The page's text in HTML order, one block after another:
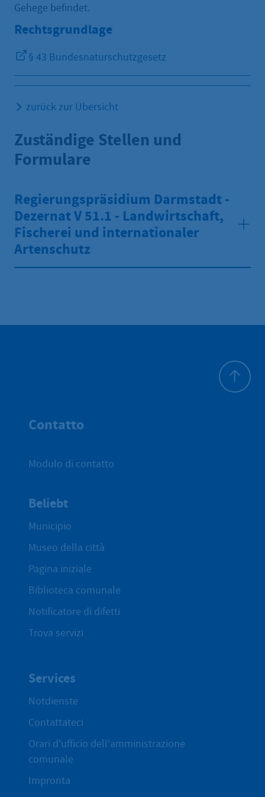
Gehege befindet.
Rechtsgrundlage
§ 43 Bundesnaturschutzgesetz
zurück zur Übersicht
Zuständige Stellen und
Formulare
Regierungspräsidium Darmstadt -
Dezernat V 51.1 - Landwirtschaft,
Fischerei und internationaler
Artenschutz
Contatto
Modulo di contatto
Beliebt
Municipio
Museo della città
Pagina iniziale
Biblioteca comunale
Notificatore di difetti
Trova servizi
Services
Notdienste
Contattateci
Orari d'ufficio dell'amministrazione
comunale
Impronta